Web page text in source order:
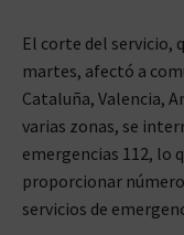
El corte del servicio,
martes, afectó a
Cataluña, Valencia,
varias zonas, se
emergencias 112, lo
proporcionar
servicios de